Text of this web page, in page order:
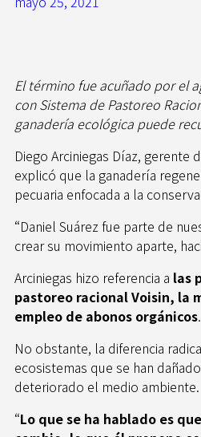
El término fue acuñado por el
con Sistema de Pastoreo
ganadería ecológica puede
Diego Arciniegas Díaz, gerente
explicó que la ganadería
pecuaria enfocada a la
“Daniel Suárez fue parte de
crear su movimiento aparte,
Arciniegas hizo referencia a las
pastoreo racional Voisin, la
empleo de abonos orgánicos.
No obstante, la diferencia
ecosistemas que se han
deteriorado el medio ambiente.
“Lo que se ha hablado es